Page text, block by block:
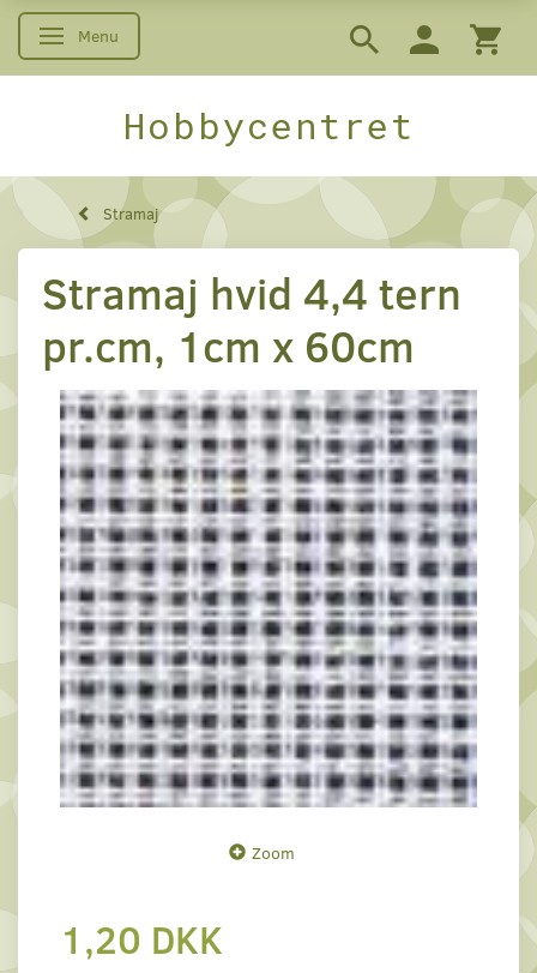
Skifte navigation
Menu
Hobbycentret
Stramaj
Stramaj hvid 4,4 tern
pr.cm, 1cm x 60cm
Zoom
1,20 DKK